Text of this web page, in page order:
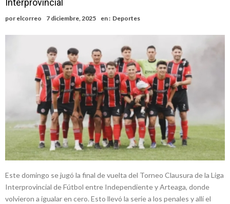
impacto real en la región
Cañada del Ucle se prepara para la 5ª edición de la Expo Dose
Distinguieron a Ramiro Maldonado, el campeón juvenil de malambo
de Los Quirquinchos
Interprovincial
por elcorreo 7 diciembre, 2025 en : Deportes
Este domingo se jugó la final de vuelta del Torneo Clausura de la Liga
Interprovincial de Fútbol entre Independiente y Arteaga, donde
volvieron a igualar en cero. Esto llevó la serie a los penales y allí el